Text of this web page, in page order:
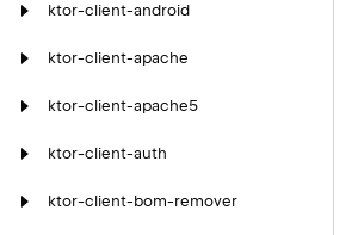
ktor-client-android
ktor-client-apache
ktor-client-apache5
ktor-client-auth
ktor-client-bom-remover